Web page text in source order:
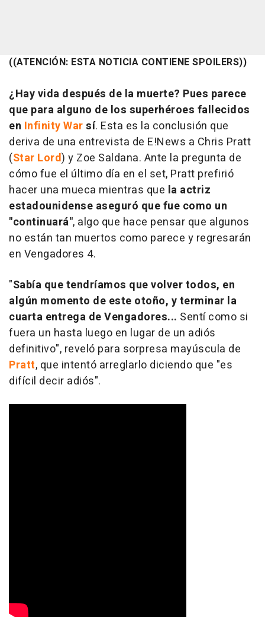
((ATENCIÓN: ESTA NOTICIA CONTIENE SPOILERS))
¿Hay vida después de la muerte? Pues parece
que para alguno de los superhéroes fallecidos
en Infinity Warsí. Esta es la conclusión que
deriva de una entrevista de E!News a Chris Pratt
(Star Lord) y Zoe Saldana. Ante la pregunta de
cómo fue el último día en el set, Pratt prefirió
hacer una mueca mientras que la actriz
estadounidense aseguró que fue como un
"continuará", algo que hace pensar que algunos
no están tan muertos como parece y regresarán
en Vengadores 4.
"Sabía que tendríamos que volver todos, en
algún momento de este otoño, y terminar la
cuarta entrega de Vengadores... Sentí como si
fuera un hasta luego en lugar de un adiós
definitivo", reveló para sorpresa mayúscula de
Pratt, que intentó arreglarlo diciendo que "es
difícil decir adiós".